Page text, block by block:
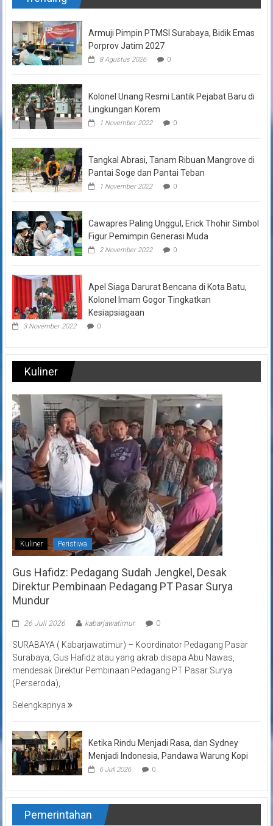
Armuji Pimpin PTMSI Surabaya, Bidik Emas
Porprov Jatim 2027
8 Agustus 2026 0
Kolonel Unang Resmi Lantik Pejabat Baru di
Lingkungan Korem
1 November 2022 0
Tangkal Abrasi, Tanam Ribuan Mangrove di
Pantai Soge dan Pantai Teban
1 November 2022 0
Cawapres Paling Unggul, Erick Thohir Simbol
Figur Pemimpin Generasi Muda
2 November 2022 0
Apel Siaga Darurat Bencana di Kota Batu,
Kolonel Imam Gogor Tingkatkan
Kesiapsiagaan
3 November 2022 0
Kuliner
Kuliner Peristiwa
Gus Hafidz: Pedagang Sudah Jengkel, Desak
Direktur Pembinaan Pedagang PT Pasar Surya
Mundur
26 Juli 2026 kabarjawatimur 0
SURABAYA ( Kabarjawatimur) – Koordinator Pedagang Pasar
Surabaya, Gus Hafidz atau yang akrab disapa Abu Nawas,
mendesak Direktur Pembinaan Pedagang PT Pasar Surya
(Perseroda),
Selengkapnya
Ketika Rindu Menjadi Rasa, dan Sydney
Menjadi Indonesia, Pandawa Warung Kopi
6 Juli 2026 0
Pemerintahan